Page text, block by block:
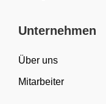
Unternehmen
Über uns
Mitarbeiter